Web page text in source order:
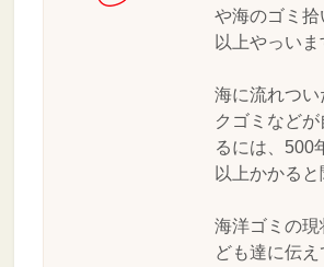
や海のゴミ拾
以上やっいま
海に流れつい
クゴミなど
るには、500
以上かかると
海洋ゴミの
ども達に伝